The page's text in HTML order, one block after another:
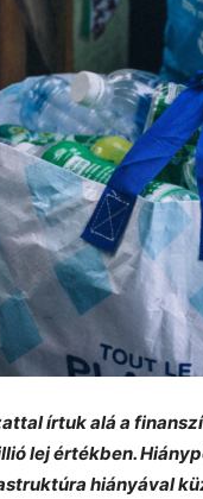
írtuk alá a
lej értékben.
hiányával